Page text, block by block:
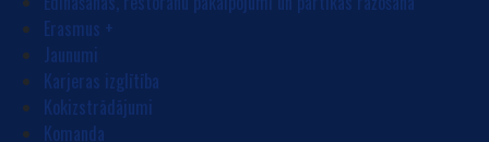
Erasmus +
Jaunumi
Karjeras izglītība
Kokizstrādājumi
Komanda